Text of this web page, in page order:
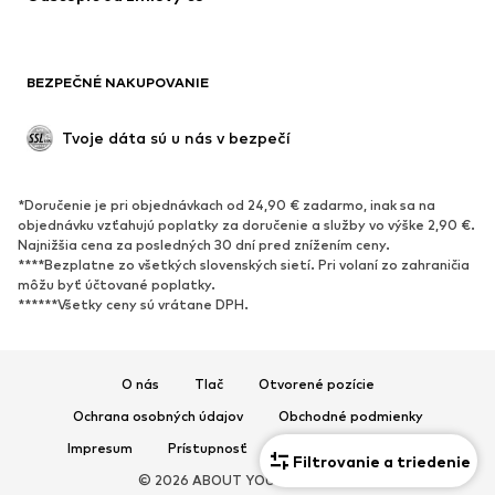
Filtrovanie a triedenie
Upcyklácia
Nové
Obľúbené
Tenisky
Členkové čižmy
Topánky na vysokom podpätku
Sandále
Papuče
Exkluzívne
BEZPEČNÉ NAKUPOVANIE
Tvoje dáta sú u nás v bezpečí
*Doručenie je pri objednávkach od 24,90 € zadarmo, inak sa na
objednávku vzťahujú poplatky za doručenie a služby vo výške 2,90 €.
Najnižšia cena za posledných 30 dní pred znížením ceny.
****Bezplatne zo všetkých slovenských sietí. Pri volaní zo zahraničia
môžu byť účtované poplatky.
******Všetky ceny sú vrátane DPH.
O nás Tlač
Otvorené pozície
Ochrana osobných údajov
Obchodné podmienky
Impresum
Prístupnosť
© 2026 ABOUT YOU SE & Co. KG